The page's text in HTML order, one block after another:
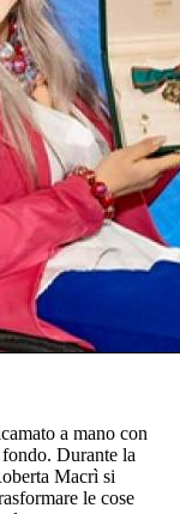
a mano con
Durante la
Macrì si
le cose